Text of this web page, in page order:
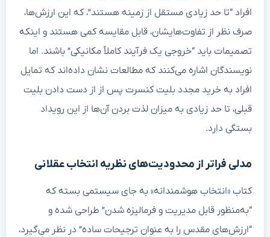
افراد “تا حد زیادی مستقل از زمینه هستند”، که این ارزش‌ها،
صرف نظر از تفاوت‌هایشان، قابل مقایسه کمی هستند و اینکه
تصمیمات باید “خروجی یک فرآیند کاملاً مکانیکی” باشند. اما
نویسندگان اشاره می‌کنند که مطالعات نشان داده‌اند که تمایل
افراد به خرید مجدد بلیت کنسرت پس از از دست دادن بلیت
قبلی، تا حد زیادی به میزان لذت بردن آن‌ها از این رویداد
بستگی دارد.
مدلی فراتر از محدودیت‌های نظریه انتخاب عقلانی
کتاب «انتخاب هوشمندانه» به جای سیستمی بسته که
“به‌منظور قابل مدیریت و فرمالیزه شدن” طراحی شده و
“ارزش‌های مقدس را به عنوان ترجیحات ساده” در نظر می‌گیرد،